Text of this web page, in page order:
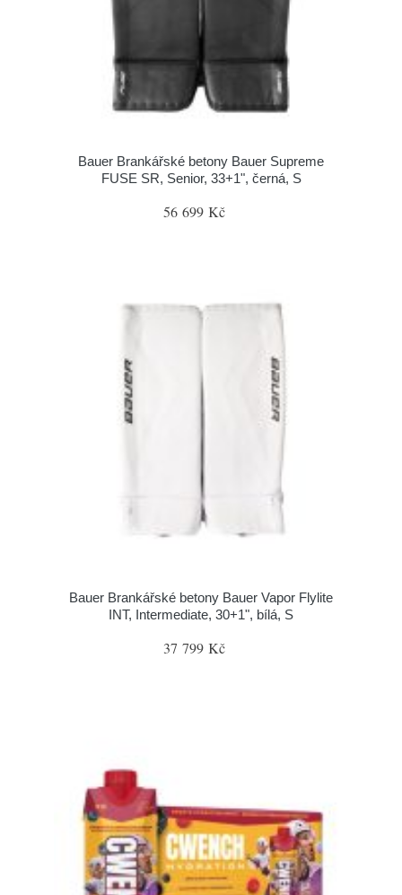
Bauer Brankářské betony Bauer Supreme
FUSE SR, Senior, 33+1", černá, S
56 699 Kč
Bauer Brankářské betony Bauer Vapor Flylite
INT, Intermediate, 30+1", bílá, S
37 799 Kč